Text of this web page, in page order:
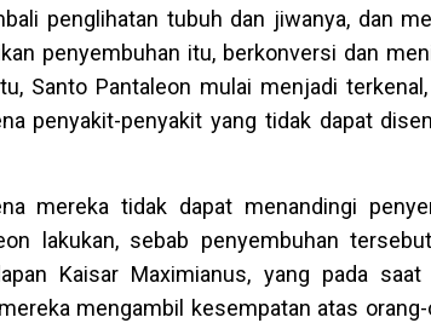
penglihatan tubuh dan jiwanya, dan
penyembuhan itu, berkonversi dan
Santo Pantaleon mulai menjadi
penyakit-penyakit yang tidak dapat
mereka tidak dapat menandingi
lakukan, sebab penyembuhan
Kaisar Maximianus, yang pada
mengambil kesempatan atas